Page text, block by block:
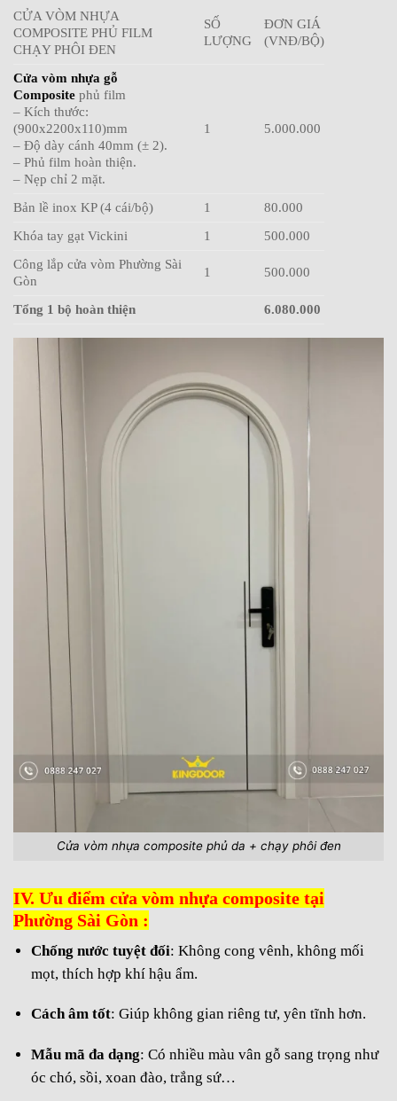
CỬA VÒM NHỰA
COMPOSITE PHỦ FILM
CHẠY PHÔI ĐEN
SỐ
LƯỢNG
ĐƠN GIÁ
(VNĐ/BỘ)
Cửa vòm nhựa gỗ
Composite phủ film
– Kích thước:
(900x2200x110)mm
– Độ dày cánh 40mm (± 2).
– Phủ film hoàn thiện.
– Nẹp chỉ 2 mặt.
1 5.000.000
Bản lề inox KP (4 cái/bộ) 1
80.000
Khóa tay gạt Vickini
1
500.000
Công lắp cửa vòm Phường Sài
Gòn
1 500.000
Tổng 1 bộ hoàn thiện 6.080.000
Cửa vòm nhựa composite phủ da + chạy phôi đen
IV. Ưu điểm cửa vòm nhựa composite tại
Phường Sài Gòn :
Chống nước tuyệt đối: Không cong vênh, không mối
mọt, thích hợp khí hậu ẩm.
Cách âm tốt: Giúp không gian riêng tư, yên tĩnh hơn.
Mẫu mã đa dạng: Có nhiều màu vân gỗ sang trọng như
óc chó, sồi, xoan đào, trắng sứ…